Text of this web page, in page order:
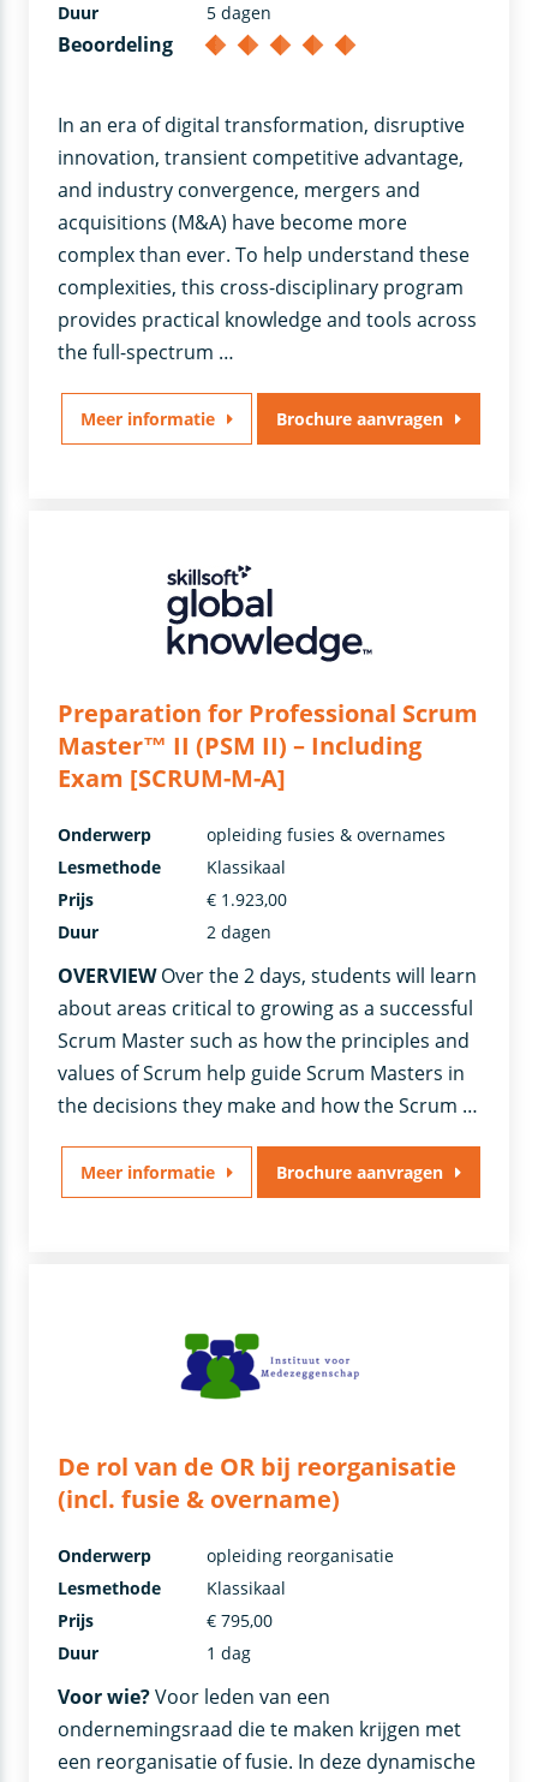
In an era of digital transformation, disruptive
innovation, transient competitive advantage,
and industry convergence, mergers and
acquisitions (M&A) have become more
complex than ever. To help understand these
complexities, this cross-disciplinary program
provides practical knowledge and tools across
the full-spectrum …
Duur
5 dagen
Beoordeling
Meer informatie Brochure aanvragen
Preparation for Professional Scrum
Master™ II (PSM II) – Including
Exam [SCRUM-M-A]
OVERVIEWOver the 2 days, students will learn
about areas critical to growing as a successful
Scrum Master such as how the principles and
values of Scrum help guide Scrum Masters in
the decisions they make and how the Scrum …
Onderwerp
opleiding fusies & overnames
Lesmethode
Klassikaal
Prijs
€ 1.923,00
Duur
2 dagen
Meer informatie Brochure aanvragen
De rol van de OR bij reorganisatie
(incl. fusie & overname)
Voor wie?Voor leden van een
ondernemingsraad die te maken krijgen met
een reorganisatie of fusie. In deze dynamische
Onderwerp
opleiding reorganisatie
Lesmethode
Klassikaal
Prijs
€ 795,00
Duur
1 dag